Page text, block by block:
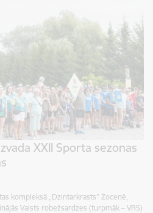
XXII Sporta sezonas
kompleksā „Dzintarkrasts” Žocenē,
Valsts robežsardzes (turpmāk – VRS)